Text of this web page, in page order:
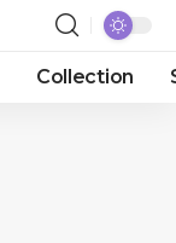
Collection